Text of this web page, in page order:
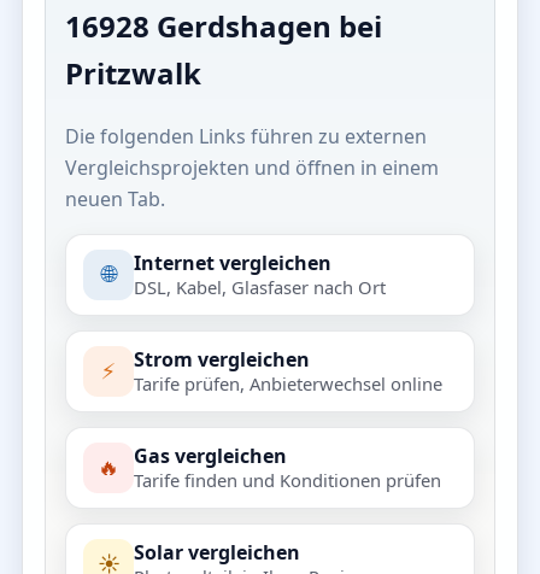
16928 Gerdshagen bei
Pritzwalk
Die folgenden Links führen zu externen
Vergleichsprojekten und öffnen in einem
neuen Tab.
🌐 Internet vergleichen
DSL, Kabel, Glasfaser nach Ort
⚡ Strom vergleichen
Tarife prüfen, Anbieterwechsel online
🔥 Gas vergleichen
Tarife finden und Konditionen prüfen
☀️ Solar vergleichen